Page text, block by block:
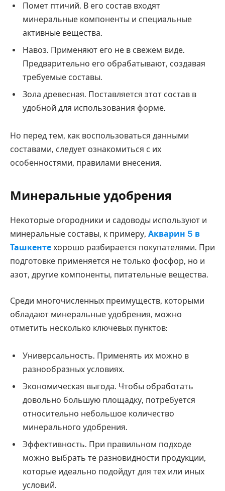
Помет птичий. В его состав входят
минеральные компоненты и специальные
активные вещества.
Навоз. Применяют его не в свежем виде.
Предварительно его обрабатывают, создавая
требуемые составы.
Зола древесная. Поставляется этот состав в
удобной для использования форме.
Но перед тем, как воспользоваться данными
составами, следует ознакомиться с их
особенностями, правилами внесения.
Минеральные удобрения
Некоторые огородники и садоводы используют и
минеральные составы, к примеру, Акварин 5 в
Ташкенте хорошо разбирается покупателями. При
подготовке применяется не только фосфор, но и
азот, другие компоненты, питательные вещества.
Среди многочисленных преимуществ, которыми
обладают минеральные удобрения, можно
отметить несколько ключевых пунктов:
Универсальность. Применять их можно в
разнообразных условиях.
Экономическая выгода. Чтобы обработать
довольно большую площадку, потребуется
относительно небольшое количество
минерального удобрения.
Эффективность. При правильном подходе
можно выбрать те разновидности продукции,
которые идеально подойдут для тех или иных
условий.